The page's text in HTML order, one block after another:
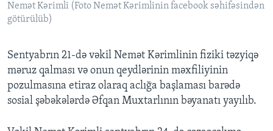
Nemət Kərimli (Foto Nemət Kərimlinin facebook səhifəsindən
götürülüb)
Sentyabrın 21-də vəkil Nemət Kərimlinin fiziki təzyiqə
məruz qalması və onun qeydlərinin məxfiliyinin
pozulmasına etiraz olaraq aclığa başlaması barədə
sosial şəbəkələrdə Əfqan Muxtarlının bəyanatı yayılıb.